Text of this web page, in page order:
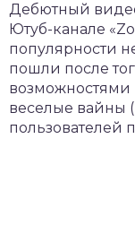
Дебютный
Ютуб-канале
популярности
пошли после
возможностями
веселые вайны
пользователей